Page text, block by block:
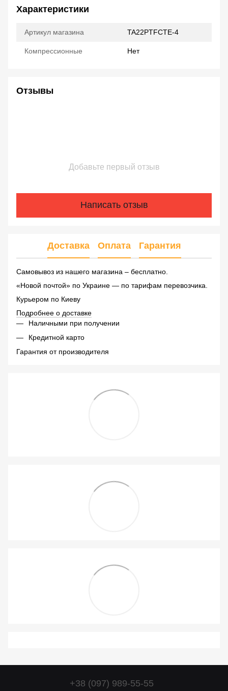
Характеристики
Артикул магазина TA22PTFCTE-4
Компрессионные Нет
Отзывы
Добавьте первый отзыв
Написать отзыв
Доставка Оплата Гарантия
Самовывоз из нашего магазина – бесплатно.
«Новой почтой» по Украине — по тарифам перевозчика.
Курьером по Киеву
Подробнее о доставке
Наличными при получении
Кредитной карто
Гарантия от производителя
+38 (097) 989-55-55